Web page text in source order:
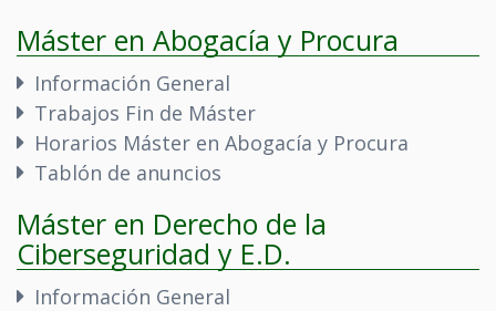
Máster en Abogacía y Procura
Información General
Trabajos Fin de Máster
Horarios Máster en Abogacía y Procura
Tablón de anuncios
Máster en Derecho de la
Ciberseguridad y E.D.
Información General